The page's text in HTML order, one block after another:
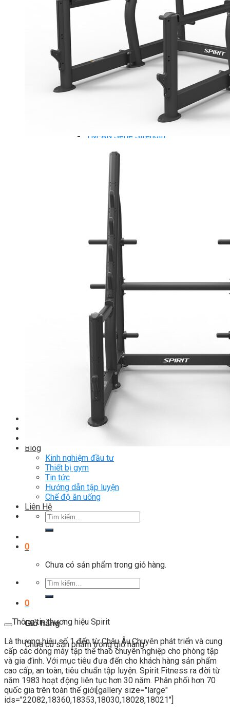
Xe đạp tập Tiger Sport
Xe đạp ngồi có tựa lưng Tiger Sport
Máy trượt tuyết Tiger Sport
Máy chèo thuyền Tiger Sport
Strength Tiger Sport
TGP Serie Strength
TGP 20 Serie Strength
TGS Serie Strength
TGF Serie Strength
TM-FD Serie Strength
TM-AN Serie Strength
TM-FS Serie Strength
TM-FD Serie Strength
TM-FM Serie Strengh
TM-F Serie Strength
Robot Tiger Sport
TGP Serie Robot
TM-C Robot Serie
TM-H Robot Serie
TM-G Robot Serie
TM-PL Robot Serie
Free weight Tiger Sport
TGP Serie Free Weight
TGS Serie Free Weight
TGF Serie Free Weight
TM Serie Free Weight
TM-F Serie Free Weight
TM-FF Serie Free Weight
TM-AN Serie Free Weight
TM-C Serie Free Weight
TM-360 Serie
Tạ và phụ kiện Tiger Sport
Thanh lý thiết bị phòng gym
Hàng trưng bày thanh lý
Hàng trưng bày thanh lý Gym
Hàng trưng bày thanh lý Cardio
Hàng Mới Giá Sốc
Phụ kiện gym thanh lý
Setup Phòng Gym
Blog
Kinh nghiệm đầu tư
Thiết bị gym
Tin tức
Hướng dẫn tập luyện
Chế độ ăn uống
Liên Hệ
Tìm
kiếm:
0
Chưa có sản phẩm trong giỏ hàng.
Tìm
kiếm:
0
Giỏ hàng
Chưa có sản phẩm trong giỏ hàng.
Thông tin thương hiệu Spirit
Là thương hiệu số 1 đến từ Châu Âu.Chuyên phát triển và cung
cấp các dòng máy tập thể thao chuyên nghiệp cho phòng tập
và gia đình. Với mục tiêu đưa đến cho khách hàng sản phẩm
cao cấp, an toàn, tiêu chuẩn tập luyện. Spirit Fitness ra đời từ
năm 1983 hoạt động liên tục hơn 30 năm. Phân phối hơn 70
quốc gia trên toàn thế giới[gallery size="large"
ids="22082,18360,18353,18030,18028,18021"]